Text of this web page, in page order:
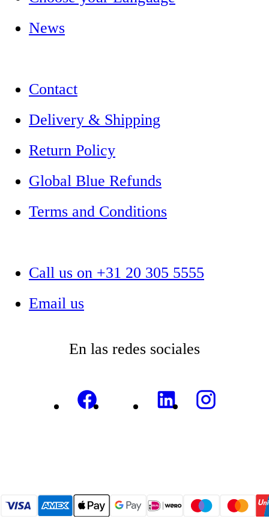
News
Contact
Delivery & Shipping
Return Policy
Global Blue Refunds
Terms and Conditions
Call us on +31 20 305 5555
Email us
En las redes sociales